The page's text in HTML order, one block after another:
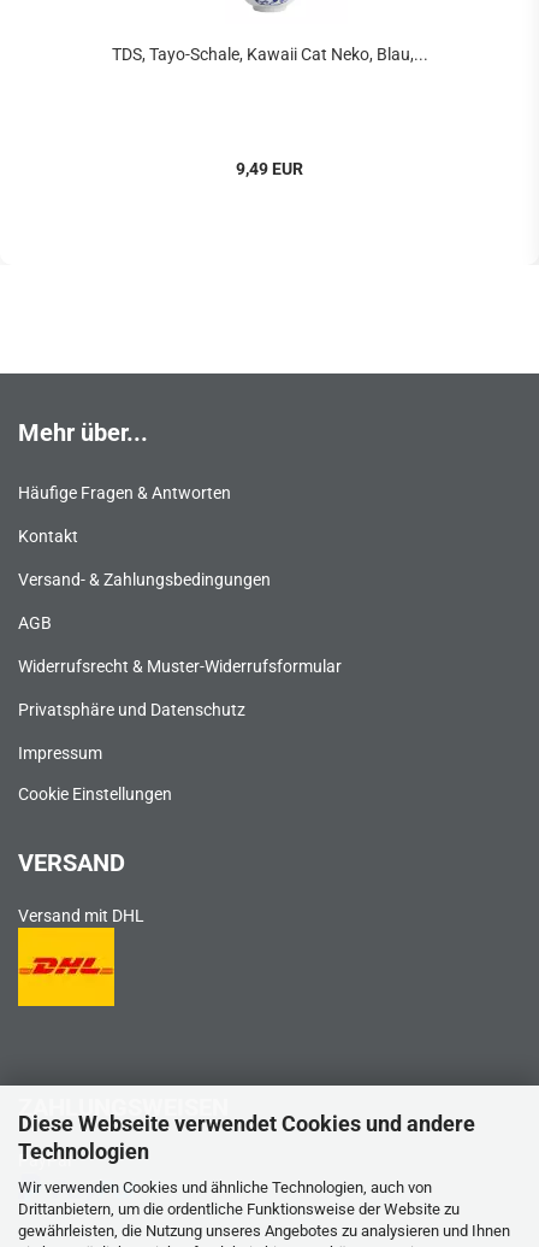
Diese Webseite verwendet Cookies und andere
Technologien
Wir verwenden Cookies und ähnliche Technologien, auch von
Drittanbietern, um die ordentliche Funktionsweise der Website zu
gewährleisten, die Nutzung unseres Angebotes zu analysieren und Ihnen
TDS, Tayo-Schale, Kawaii Cat Neko, Blau,...
9,49 EUR
Mehr über...
Häufige Fragen & Antworten
Kontakt
Versand- & Zahlungsbedingungen
AGB
Widerrufsrecht & Muster-Widerrufsformular
Privatsphäre und Datenschutz
Impressum
Cookie Einstellungen
VERSAND
Versand mit DHL
ZAHLUNGSWEISEN
PayPal